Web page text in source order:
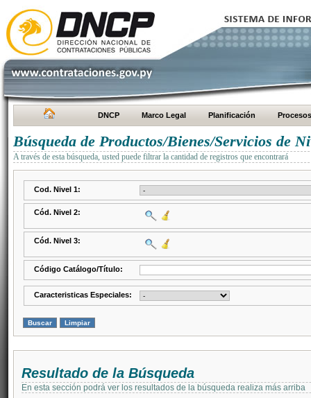
DNCP Marco Legal Planificación Procesos
Búsqueda de Productos/Bienes/Servicios de
A través de esta búsqueda, usted puede filtrar la cantidad de registros que encontrará
Cod. Nivel 1:
Cód. Nivel 2:
Cód. Nivel 3:
Código Catálogo/Título:
Caracteristicas Especiales:
Resultado de la Búsqueda
En esta sección podrá ver los resultados de la búsqueda realiza más arriba